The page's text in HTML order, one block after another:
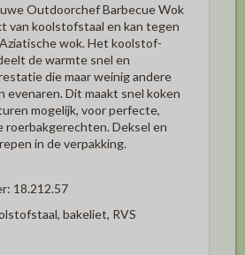
OutdoorchefBarbecue Wok
van koolstofstaal en kan tegen
wok.Het koolstof-
de warmte snel en
die maar weinig andere
evenaren.Dit maakt snel koken
mogelijk, voor perfecte,
roerbakgerechten.Deksel en
in de verpakking.
18.212.57
bakeliet, RVS